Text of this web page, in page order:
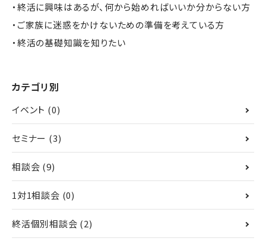
・終活に興味はあるが、何から始めればいいか分からない方
・ご家族に迷惑をかけないための準備を考えている方
・終活の基礎知識を知りたい
カテゴリ別
イベント (0)
セミナー (3)
相談会 (9)
1対1相談会 (0)
終活個別相談会 (2)